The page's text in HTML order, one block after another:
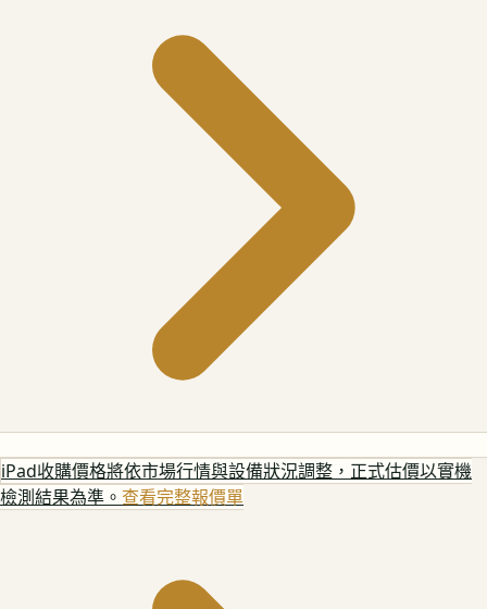
iPad收購價格將依市場行情與設備狀況調整，正式估價以實機
檢測結果為準。 查看完整報價單